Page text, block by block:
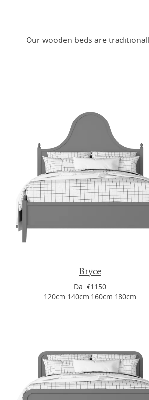
Our wooden beds are
Bryce
Da €1150
120cm 140cm 160cm 180cm